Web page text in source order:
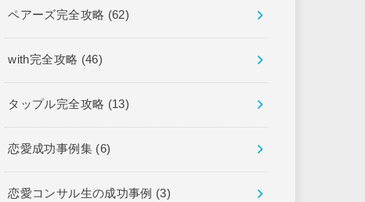
ペアーズ完全攻略 (62)
with完全攻略 (46)
タップル完全攻略 (13)
恋愛成功事例集 (6)
恋愛コンサル生の成功事例 (3)